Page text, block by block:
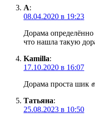
А:
08.04.2020 в 19:23
Дорама
что нашла такую
Kamilla:
17.10.2020 в 16:07
Дорама проста шик ✊
Татьяна:
25.08.2023 в 10:50